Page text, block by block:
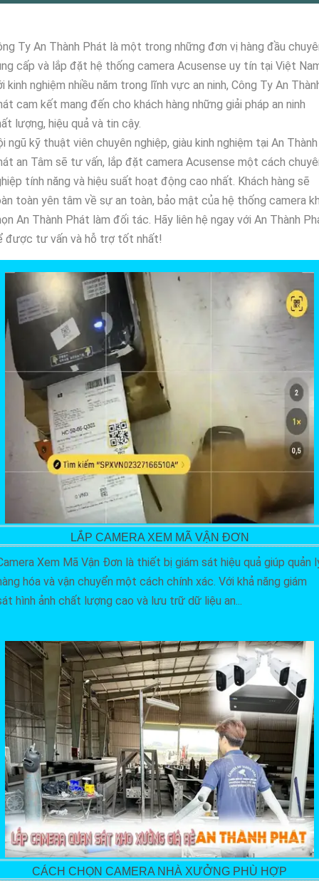
Ty An Thành Phát là một trong những đơn vị hàng đầu
cấp và lắp đặt hệ thống camera Acusense uy tín tại Việt
kinh nghiệm nhiều năm trong lĩnh vực an ninh, Công Ty An
cam kết mang đến cho khách hàng những giải pháp an ninh
lượng, hiệu quả và tin cậy.
ngũ kỹ thuật viên chuyên nghiệp, giàu kinh nghiệm tại An Thành
an Tâm sẽ tư vấn, lắp đặt camera Acusense một cách
tính năng và hiệu suất hoạt động cao nhất. Khách hàng sẽ
toàn yên tâm về sự an toàn, bảo mật của hệ thống camera
An Thành Phát làm đối tác. Hãy liên hệ ngay với An Thành
được tư vấn và hỗ trợ tốt nhất!
LẮP CAMERA XEM MÃ VẬN ĐƠN
Xem Mã Vận Đơn là thiết bị giám sát hiệu quả giúp quản
hóa và vận chuyển một cách chính xác. Với khả năng giám
hình ảnh chất lượng cao và lưu trữ dữ liệu an...
CÁCH CHỌN CAMERA NHÀ XƯỞNG PHÙ HỢP